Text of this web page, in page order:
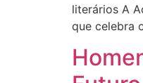
literários A
que celebra